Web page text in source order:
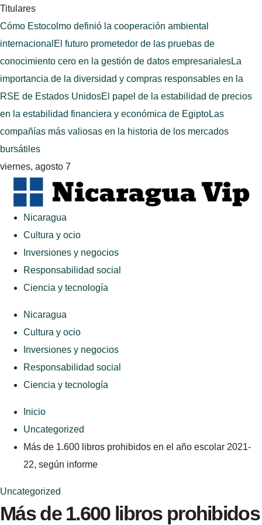
Titulares
Cómo Estocolmo definió la cooperación ambiental
internacional El futuro prometedor de las pruebas de
conocimiento cero en la gestión de datos empresarialesLa
importancia de la diversidad y compras responsables en la
RSE de Estados UnidosEl papel de la estabilidad de precios
en la estabilidad financiera y económica de EgiptoLas
compañías más valiosas en la historia de los mercados
bursátiles
viernes, agosto 7
Nicaragua
Cultura y ocio
Inversiones y negocios
Responsabilidad social
Ciencia y tecnología
Nicaragua
Cultura y ocio
Inversiones y negocios
Responsabilidad social
Ciencia y tecnología
Inicio
Uncategorized
Más de 1.600 libros prohibidos en el año escolar 2021-
22, según informe
Uncategorized
Más de 1.600 libros prohibidos